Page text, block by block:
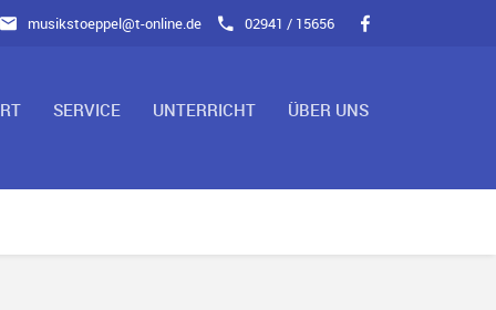
musikstoeppel@t-online.de 02941 / 15656
SERVICE UNTERRICHT ÜBER UNS